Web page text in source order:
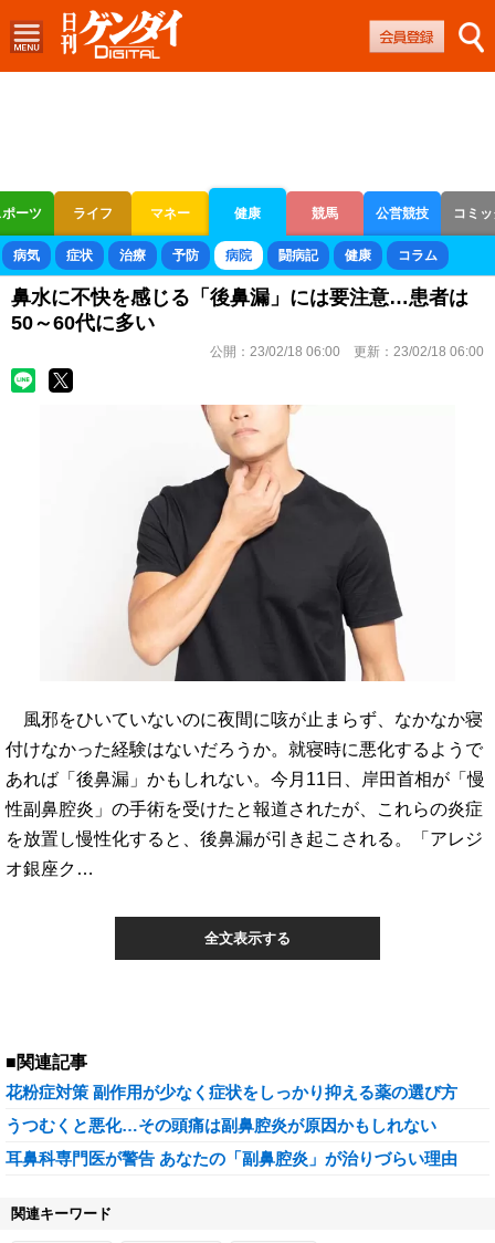
ーツ ライフ マネー 健康 競馬 公営競技 コミ
ボートレース 競輪 オートレース
病気 症状 治療 予防 病院 闘病記 健康 コラム
鼻水に不快を感じる「後鼻漏」には要注意…患者は
50～60代に多い
公開： 23/02/18 06:00 更新： 23/02/18 06:00
風邪をひいていないのに夜間に咳が止まらず、なかなか寝
付けなかった経験はないだろうか。就寝時に悪化するようで
あれば「後鼻漏」かもしれない。今月11日、岸田首相が「慢
性副鼻腔炎」の手術を受けたと報道されたが、これらの炎症
を放置し慢性化すると、後鼻漏が引き起こされる。「アレジ
オ銀座ク…
全文表示する
■関連記事
花粉症対策 副作用が少なく症状をしっかり抑える薬の選び方
うつむくと悪化…その頭痛は副鼻腔炎が原因かもしれない
耳鼻科専門医が警告 あなたの「副鼻腔炎」が治りづらい理由
関連キーワード